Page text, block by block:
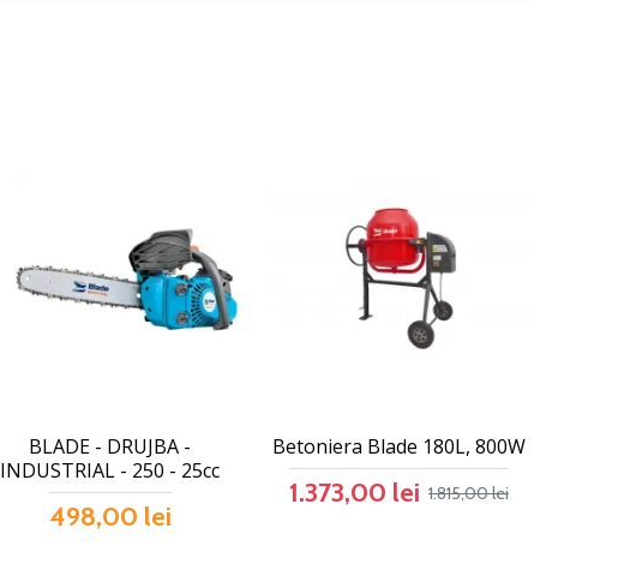
BLADE - DRUJBA -
INDUSTRIAL - 250 - 25cc
498,00 lei
Betoniera Blade 180L, 800W
1.373,00 lei 1.815,00 lei